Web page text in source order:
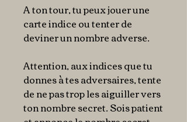
A ton tour, tu peux jouer une
carte indice ou tenter de
deviner un nombre adverse.
Attention, aux indices que tu
donnes à tes adversaires, tente
de ne pas trop les aiguiller vers
ton nombre secret. Sois patient